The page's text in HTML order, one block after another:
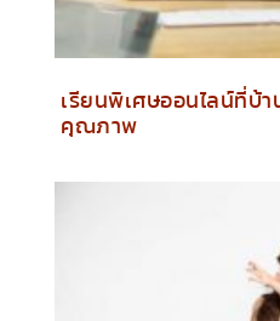
เรียนพิเศษออนไลน์ที่บ้า
คุณภาพ